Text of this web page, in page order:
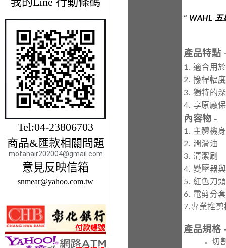
Tel:04-23806703
商品&匯款相關問題
mofahair202004@gmail.com
意見反映信箱
snmear@yahoo.com.tw
“ WAHL
產品特點
1. 適合用
2. 撥桿幅
3. 獨特的
4. 享原廠
內容物 -
1. 主體機
2. 潤滑油
3. 清潔刷
4. 變壓器
5. 紅色刀
6. 電剪分
7.專業推剪
產品規格
切